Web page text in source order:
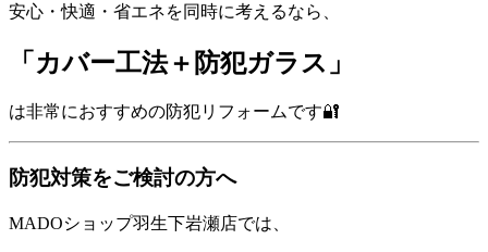
安心・快適・省エネを同時に考えるなら、
「カバー工法＋防犯ガラス」
は非常におすすめの防犯リフォームです🔐
防犯対策をご検討の方へ
MADOショップ羽生下岩瀬店では、